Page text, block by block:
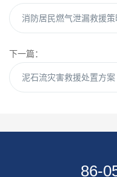
消防居民燃气泄漏救援
下一篇：
泥石流灾害救援处置方案
86-